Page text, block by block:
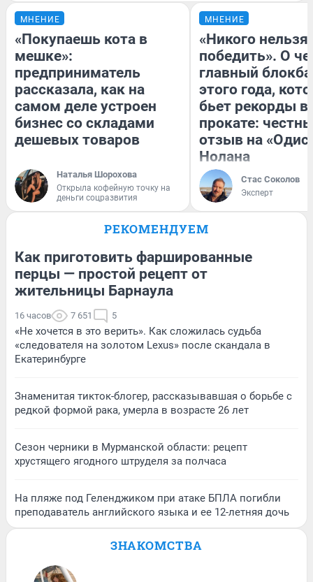
МНЕНИЕ
«Покупаешь кота в
мешке»:
предприниматель
рассказала, как на
самом деле устроен
бизнес со складами
дешевых товаров
Наталья Шорохова
Открыла кофейную точку на
деньги соцразвития
МНЕНИЕ
«Никого нельзя
победить». О
главный
этого года,
бьет рекорды в
прокате:
отзыв на
Нолана
Стас Соколов
Эксперт
РЕКОМЕНДУЕМ
Как приготовить фаршированные
перцы — простой рецепт от
жительницы Барнаула
16 часов 7 651 5
«Не хочется в это верить». Как сложилась судьба
«следователя на золотом Lexus» после скандала в
Екатеринбурге
Знаменитая тикток-блогер, рассказывавшая о борьбе с
редкой формой рака, умерла в возрасте 26 лет
Сезон черники в Мурманской области: рецепт
хрустящего ягодного штруделя за полчаса
На пляже под Геленджиком при атаке БПЛА погибли
преподаватель английского языка и ее 12-летняя дочь
ЗНАКОМСТВА